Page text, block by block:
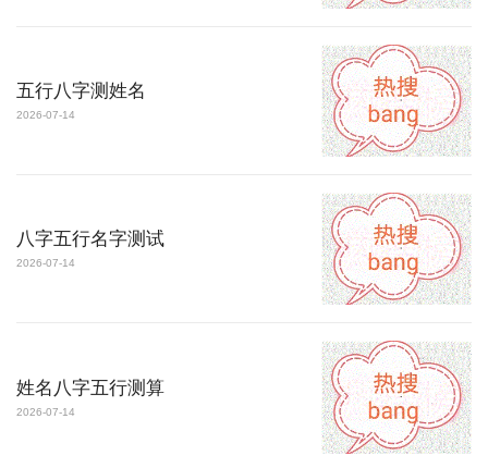
五行八字测姓名
2026-07-14
八字五行名字测试
2026-07-14
姓名八字五行测算
2026-07-14